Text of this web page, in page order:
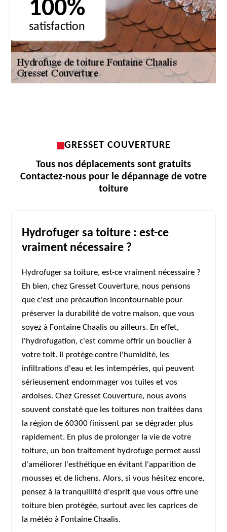
100%
satisfaction
GRESSET COUVERTURE
Tous nos déplacements sont gratuits
Contactez-nous pour le dépannage de votre
toiture
Hydrofuger sa toiture : est-ce
vraiment nécessaire ?
Hydrofuger sa toiture, est-ce vraiment nécessaire ?
Eh bien, chez Gresset Couverture, nous pensons
que c'est une précaution incontournable pour
préserver la durabilité de votre maison, que vous
soyez à Fontaine Chaalis ou ailleurs. En effet,
l'hydrofugation, c'est comme offrir un bouclier à
votre toit. Il protège contre l'humidité, les
infiltrations d'eau et les intempéries, qui peuvent
sérieusement endommager vos tuiles et vos
ardoises. Chez Gresset Couverture, nous avons
souvent constaté que les toitures non traitées dans
la région de 60300 finissent par se dégrader plus
rapidement. En plus de prolonger la vie de votre
toiture, un bon traitement hydrofuge permet aussi
d'améliorer l'esthétique en évitant l'apparition de
mousses et de lichens. Alors, si vous hésitez encore,
pensez à la tranquillité d'esprit que vous offre une
toiture bien protégée, surtout avec les caprices de
la météo à Fontaine Chaalis.